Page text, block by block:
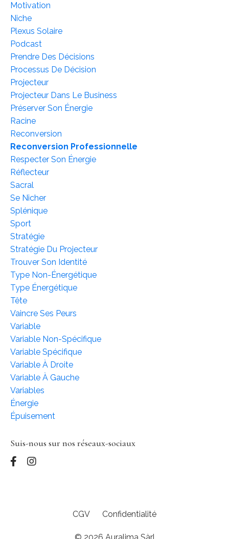
Motivation
Niche
Plexus Solaire
Podcast
Prendre Des Décisions
Processus De Décision
Projecteur
Projecteur Dans Le Business
Préserver Son Énergie
Racine
Reconversion
Reconversion Professionnelle
Respecter Son Énergie
Réflecteur
Sacral
Se Nicher
Splénique
Sport
Stratégie
Stratégie Du Projecteur
Trouver Son Identité
Type Non-Énergétique
Type Énergétique
Tête
Vaincre Ses Peurs
Variable
Variable Non-Spécifique
Variable Spécifique
Variable À Droite
Variable À Gauche
Variables
Énergie
Épuisement
Suis-nous sur nos réseaux-sociaux
CGV Confidentialité